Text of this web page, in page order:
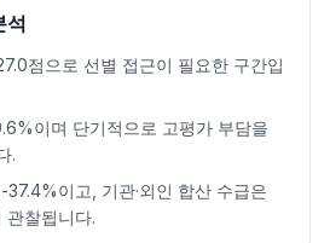
석
점으로 선별 접근이 필요한 구간입
이며 단기적으로 고평가 부담을
.
37.4%이고, 기관·외인 합산 수급은
관찰됩니다.